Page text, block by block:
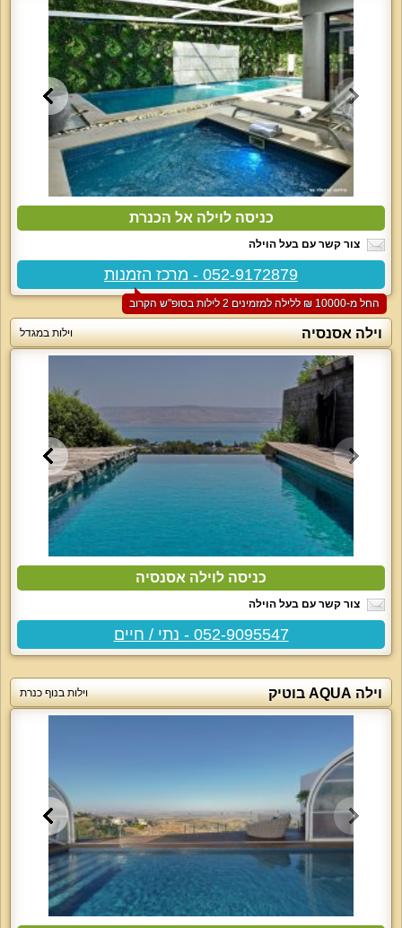
כניסה לוילה אל הכנרת
צור קשר עם בעל הוילה
052-9172879 - מרכז הזמנות
החל מ-‏10000 ₪ ללילה למזמינים 2 לילות בסופ"ש הקרוב
וילה אסנסיה וילות במגדל
כניסה לוילה אסנסיה
צור קשר עם בעל הוילה
052-9095547 - נתי / חיים
וילה AQUA בוטיק וילות בנוף כנרת